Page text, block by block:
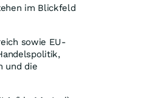
im Blickfeld
sowie EU-
und die